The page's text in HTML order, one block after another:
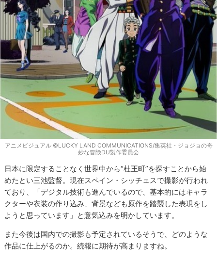
アニメビジュアル ©LUCKY LAND COMMUNICATIONS/集英社・ジョジョの奇
妙な冒険DU製作委員会
日本に限定することなく世界中から“杜王町”を探すことから始
めたとい三池監督。現在スペイン・シッチェスで撮影が行われ
ており、「デジタル技術も進んでいるので、基本的にはキャラ
クターや衣装の作り込み、背景なども原作を踏襲した表現をし
ようと思っています」と意気込みを明かしています。
また今後は国内での撮影も予定されているそうで、どのような
作品に仕上がるのか。続報に期待が高まりますね。